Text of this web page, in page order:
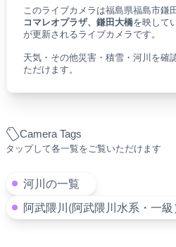
Camera Tags
タップして各一覧をご覧いただけます
河川の一覧
阿武隈川(阿武隈川水系・一
このライブカメラは福島県福島市鎌
コマレオプラザ、鎌田大橋を映して
が更新されるライブカメラです。
天気・その他災害・積雪・河川を確
ただけます。